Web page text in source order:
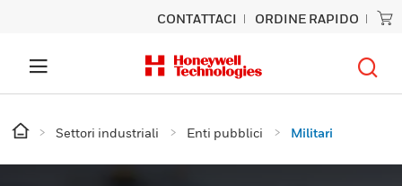
CONTATTACI ORDINE RAPIDO
Settori industriali Enti pubblici Militari